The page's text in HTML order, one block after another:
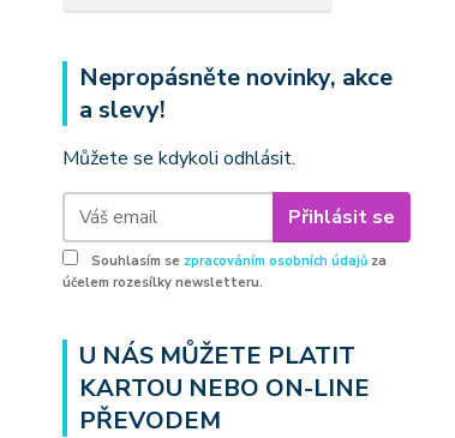
Nepropásněte novinky, akce
a slevy!
Můžete se kdykoli odhlásit.
Přihlásit se
Souhlasím se zpracováním osobních údajů za
účelem rozesílky newsletteru.
U NÁS MŮŽETE PLATIT
KARTOU NEBO ON-LINE
PŘEVODEM